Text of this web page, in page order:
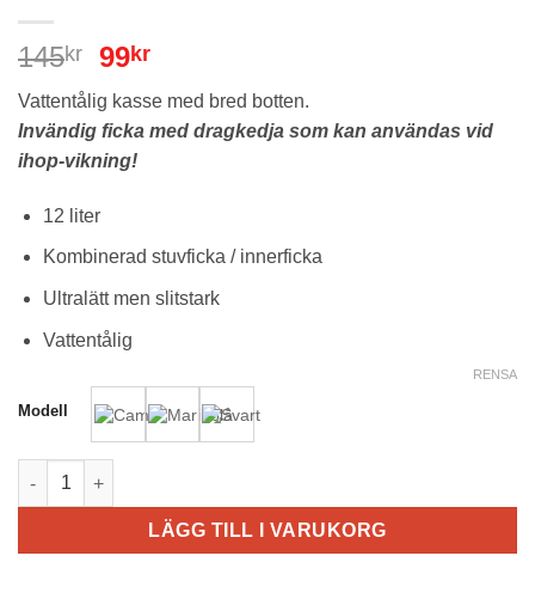
145kr
Det
priset
var:
145kr.
99krDet
priset
är:
Vattentålig kasse med bred botten.
Invändig ficka med dragkedja som kan användas vid
ihop-vikning!
12 liter
Kombinerad stuvficka / innerficka
Ultralätt men slitstark
Vattentålig
Modell
RENSA
Vattentålig ihop-vikbar bärkasse mängd
LÄGG TILL I VARUKORG